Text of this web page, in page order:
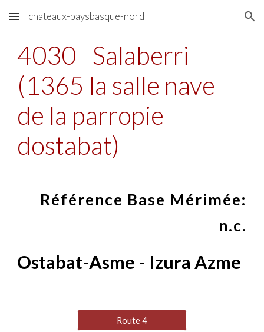
Skip to main content Skip to navigation
chateaux-paysbasque-nord
4030 Salaberri
(1365 la salle nave
de la parropie
dostabat)
Référence Base Mérimée:
n.c.
Ostabat-Asme - Izura Azme
Route 4